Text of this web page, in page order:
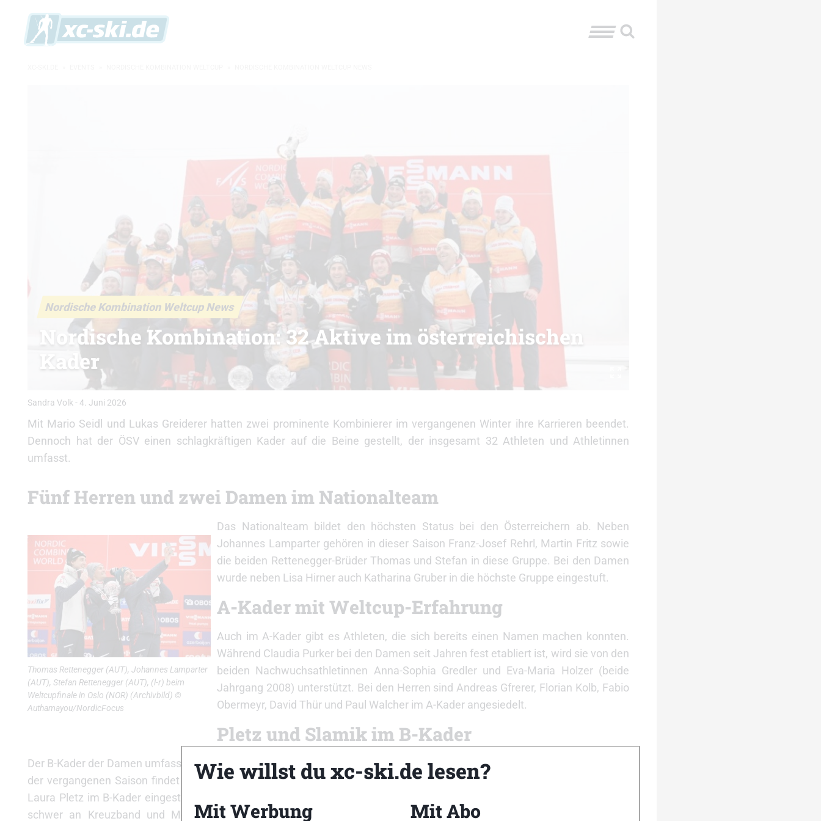
Nordische Kombination Weltcup News
Nordische Kombination: 32 Aktive im österreichischen
Kader
Sandra Volk-4. Juni 2026
Mit Mario Seidl und Lukas Greiderer hatten zwei prominente Kombinierer im vergangenen Winter ihre Karrieren beendet.
Dennoch hat der ÖSV einen schlagkräftigen Kader auf die Beine gestellt, der insgesamt 32 Athleten und Athletinnen
umfasst.
Fünf Herren und zwei Damen im Nationalteam
Thomas Rettenegger (AUT), Johannes Lamparter
(AUT), Stefan Rettenegger (AUT), (l-r) beim
Weltcupfinale in Oslo (NOR) (Archivbild) ©
Authamayou/NordicFocus
Das Nationalteam bildet den höchsten Status bei den Österreichern ab. Neben
Johannes Lamparter gehören in dieser Saison Franz-Josef Rehrl, Martin Fritz sowie
die beiden Rettenegger-Brüder Thomas und Stefan in diese Gruppe. Bei den Damen
wurde neben Lisa Hirner auch Katharina Gruber in die höchste Gruppe eingestuft.
A-Kader mit Weltcup-Erfahrung
Auch im A-Kader gibt es Athleten, die sich bereits einen Namen machen konnten.
Während Claudia Purker bei den Damen seit Jahren fest etabliert ist, wird sie von den
beiden Nachwuchsathletinnen Anna-Sophia Gredler und Eva-Maria Holzer (beide
Jahrgang 2008) unterstützt. Bei den Herren sind Andreas Gfrerer, Florian Kolb, Fabio
Obermeyr, David Thür und Paul Walcher im A-Kader angesiedelt.
Pletz und Slamik im B-Kader
Der B-Kader der Damen umfasst vier Athletinnen. Nach schwankenden Leistungen in
der vergangenen Saison findet sich hier Annalena Slamik wieder. Außerdem wurde
Laura Pletz im B-Kader eingestuft, die sich im März 2026 beim COC in Falun (SWE)
schwer an Kreuzband und Meniskus verletzt hatte und noch mehrere Monate
Wie willst du xc-ski.de lesen?
Mit Werbung
Mit Abo